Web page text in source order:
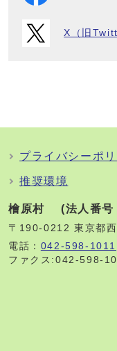
X（旧
プライバシーポ
推奨環境
檜原村 (法人番号
〒190-0212 東京都
電話： 042-598-1011
ファクス:042-598-